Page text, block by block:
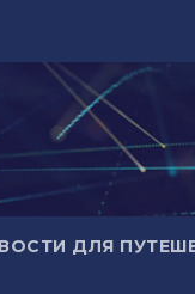
ДЛЯ